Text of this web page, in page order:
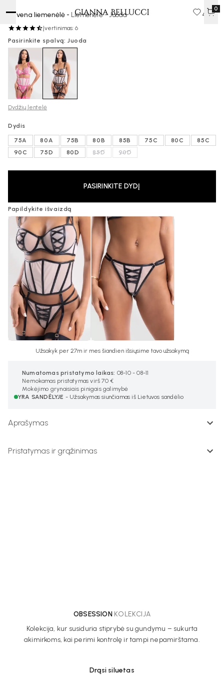
0
Ravena liemenėlė - Liemenėlė - Juoda 45 €
Įvertinimas: 6
Pasirinkite spalvą: Juoda
Dydžių lentelė
Dydis
75A 80A 75B 80B 85B 75C 80C
85C
90C
75D 80D 85D 90D
PASIRINKITE DYDĮ
Papildykite išvaizdą
Užsakyk per 27m ir mes šiandien išsiųsime tavo užsakymą
Numatomas pristatymo laikas: 08-10 - 08-11
Nemokamas pristatymas virš 70 €
Mokėjimo grynaisiais pinigais galimybė
YRA SANDĖLYJE - Užsakymas siunčiamas iš Lietuvos sandėlio
Aprašymas
Pristatymas ir grąžinimas
OBSESSIONKOLEKCIJA
Kolekcija, kur susiduria stiprybė su gundymu – sukurta
akimirkoms, kai perimi kontrolę ir tampi nepamirštama.
Drąsi siluetas